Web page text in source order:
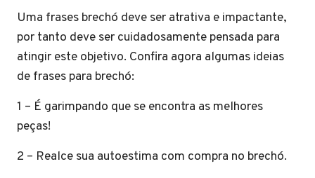
Uma frases brechó deve ser atrativa e impactante,
por tanto deve ser cuidadosamente pensada para
atingir este objetivo. Confira agora algumas ideias
de frases para brechó:
1 – É garimpando que se encontra as melhores
peças!
2 – Realce sua autoestima com compra no brechó.